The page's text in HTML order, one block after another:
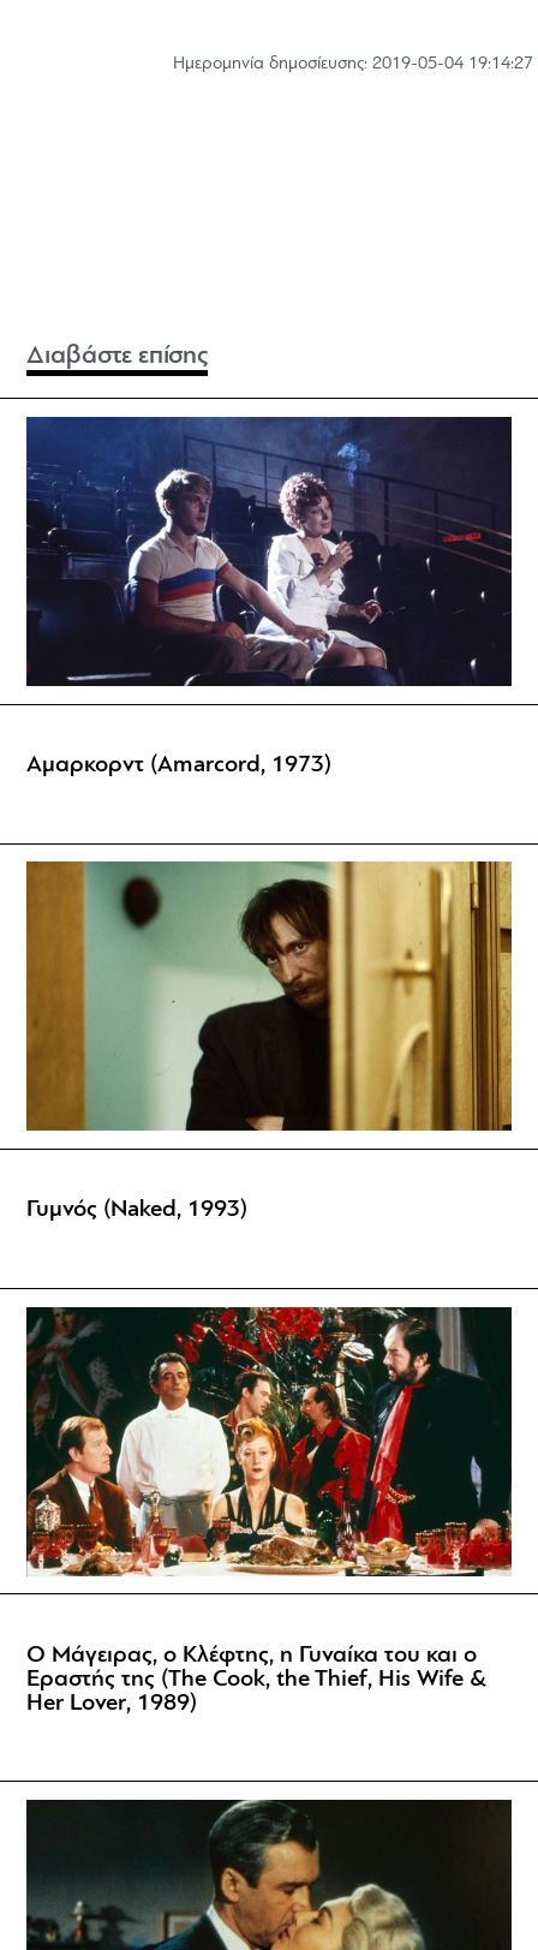
Hμερομηνία δημοσίευσης: 2019-05-04 19:14:27
Διαβάστε επίσης
Αμαρκορντ (Amarcord, 1973)
Γυμνός (Naked, 1993)
Ο Μάγειρας, ο Κλέφτης, η Γυναίκα του και ο
Εραστής της (The Cook, the Thief, His Wife &
Her Lover, 1989)